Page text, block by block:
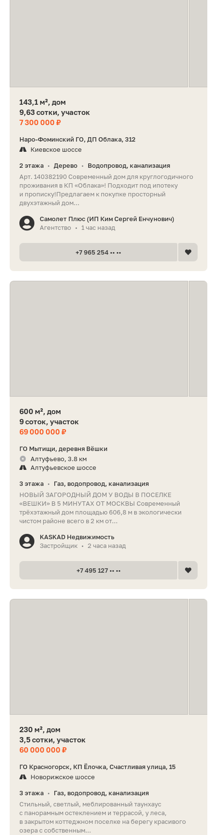
143,1 м², дом
9,63 сотки, участок
7 300 000 ₽
Наро-Фоминский ГО, ДП Облака, 312
Киевское шоссе
2 этажа • Дерево •
Водопровод, канализация
Арт. 140382190 Современный дом для круглогодичного
проживания в КП «Облака»! Подходит под ипотеку
и прописку!Предлагаем к покупке просторный
двухэтажный дом...
Самолет Плюс (ИП Ким Сергей Енчунович)
Агентство
• 1 час назад
+7 965 254 •• ••
600 м², дом
9 соток, участок
69 000 000 ₽
ГО Мытищи, деревня Вёшки
Алтуфьево, 3.8 км
Алтуфьевское шоссе
3 этажа •
Газ, водопровод, канализация
НОВЫЙ ЗАГОРОДНЫЙ ДОМ У ВОДЫ В ПОСЕЛКЕ
«ВЕШКИ» В 5 МИНУТАХ ОТ МОСКВЫ Современный
трёхэтажный дом площадью 606,8 м в экологически
чистом районе всего в 2 км от...
KASKAD Недвижимость
Застройщик • 2 часа назад
+7 495 127 •• ••
230 м², дом
3,5 сотки, участок
60 000 000 ₽
ГО Красногорск, КП Ёлочка, Счастливая улица, 15
Новорижское шоссе
3 этажа •
Газ, водопровод, канализация
Стильный, светлый, меблированный таунхаус
с панорамным остеклением и террасой, у леса,
в закрытом коттеджном поселке на берегу красивого
озера с собственным...